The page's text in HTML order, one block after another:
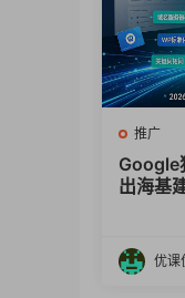
推广
Google
出海基
容生
优课